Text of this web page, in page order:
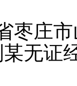
庄市
无证